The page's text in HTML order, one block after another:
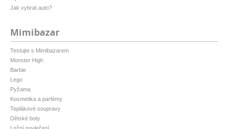
Jak vybrat auto?
Mimibazar
Testujte s Mimibazarem
Monster High
Barbie
Lego
Pyžama
Kosmetika a parfémy
Teplákové soupravy
Dětské boty